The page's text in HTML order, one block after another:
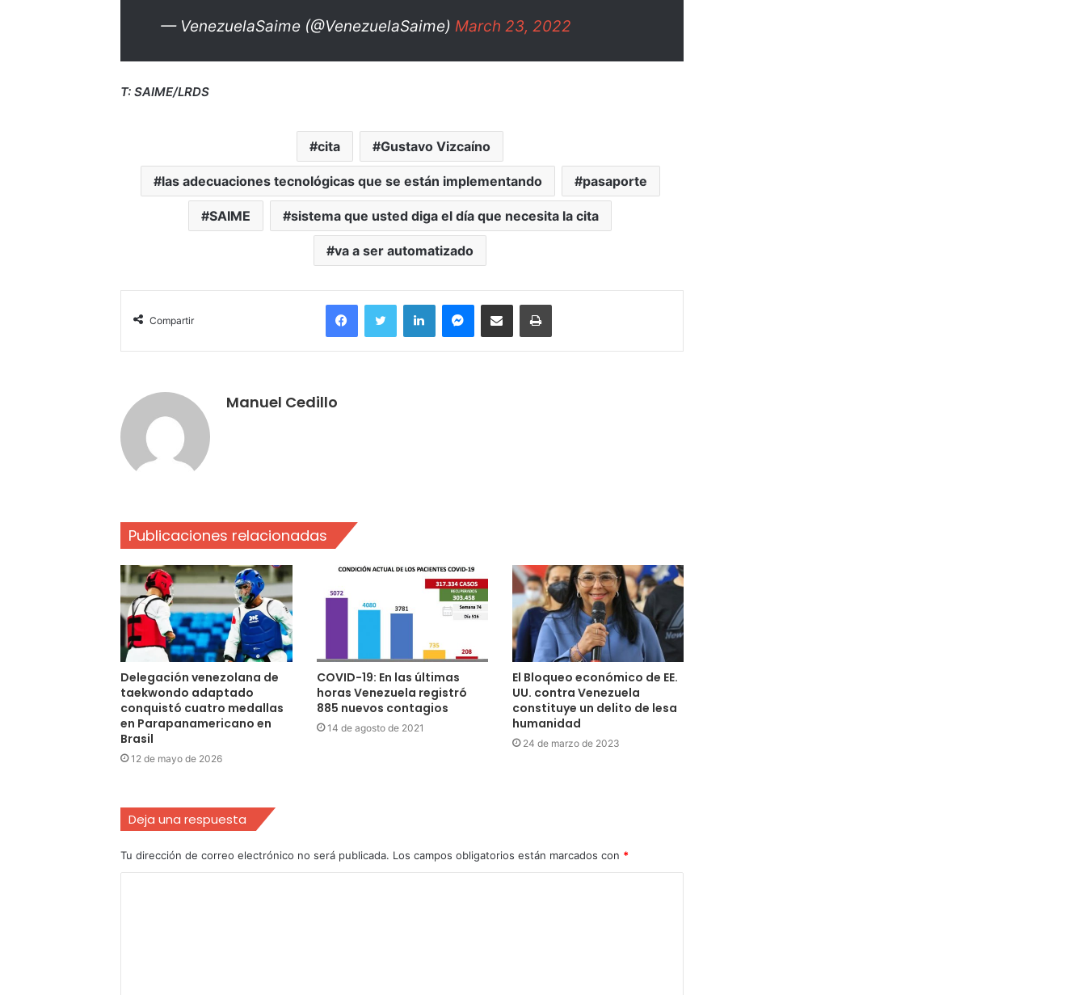
— VenezuelaSaime (@VenezuelaSaime) March 23, 2022
T: SAIME/LRDS
cita Gustavo Vizcaíno
las adecuaciones tecnológicas que se están implementando pasaporte
SAIME sistema que usted diga el día que necesita la cita
va a ser automatizado
Compartir
FacebookTwitter LinkedInMessengerCompartir por correo electrónicoImprimir
Manuel Cedillo
Publicaciones relacionadas
Delegación venezolana de
taekwondo adaptado
conquistó cuatro medallas
en Parapanamericano en
Brasil
12 de mayo de 2026
COVID-19: En las últimas
horas Venezuela registró
885 nuevos contagios
14 de agosto de 2021
El Bloqueo económico de EE.
UU. contra Venezuela
constituye un delito de lesa
humanidad
24 de marzo de 2023
Deja una respuesta
Tu dirección de correo electrónico no será publicada. Los campos obligatorios están marcados con *